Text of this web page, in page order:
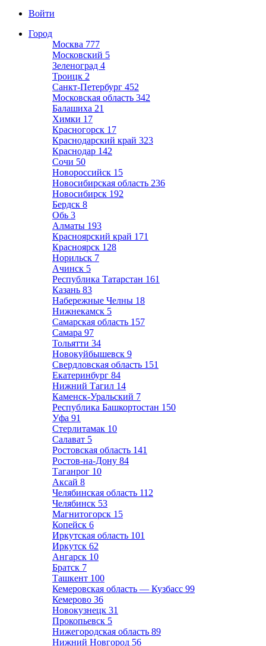
Войти
Город
Москва 777
Московский 5
Зеленоград 4
Троицк 2
Санкт-Петербург 452
Московская область 342
Балашиха 21
Химки 17
Красногорск 17
Краснодарский край 323
Краснодар 142
Сочи 50
Новороссийск 15
Новосибирская область 236
Новосибирск 192
Бердск 8
Обь 3
Алматы 193
Красноярский край 171
Красноярск 128
Норильск 7
Ачинск 5
Республика Татарстан 161
Казань 83
Набережные Челны 18
Нижнекамск 5
Самарская область 157
Самара 97
Тольятти 34
Новокуйбышевск 9
Свердловская область 151
Екатеринбург 84
Нижний Тагил 14
Каменск-Уральский 7
Республика Башкортостан 150
Уфа 91
Стерлитамак 10
Салават 5
Ростовская область 141
Ростов-на-Дону 84
Таганрог 10
Аксай 8
Челябинская область 112
Челябинск 53
Магнитогорск 15
Копейск 6
Иркутская область 101
Иркутск 62
Ангарск 10
Братск 7
Ташкент 100
Кемеровская область — Кузбасс 99
Кемерово 36
Новокузнецк 31
Прокопьевск 5
Нижегородская область 89
Нижний Новгород 56